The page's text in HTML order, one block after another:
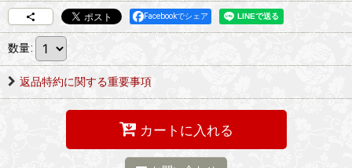
Facebookでシェア
数量:
返品特約に関する重要事項
カートに入れる